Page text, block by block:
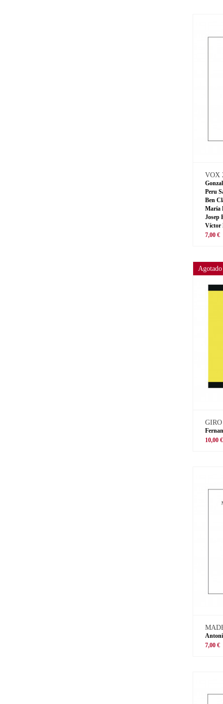
VOX
Peru
Ben
María
Josep
Víctor
7,00 €
Agotado
10,00 €
7,00 €